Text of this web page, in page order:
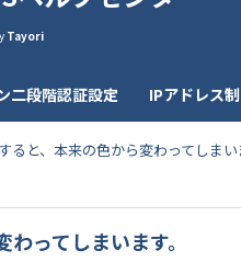
Tayori
二段階認証設定 IPアドレス
ると、本来の色から変わってしまい
ってしまいます。